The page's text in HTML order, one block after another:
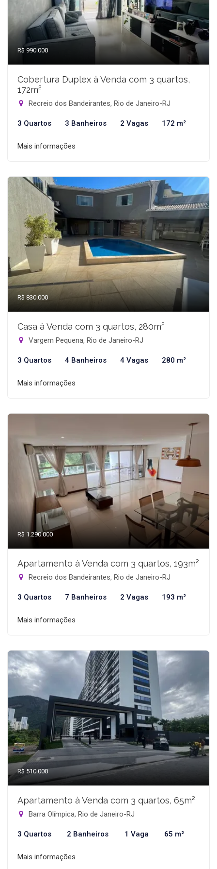
R$ 990.000
Cobertura Duplex à Venda com 3 quartos,
172m²
Recreio dos Bandeirantes, Rio de Janeiro-RJ
3 Quartos 3 Banheiros 2 Vagas 172 m²
Mais informações
R$ 830.000
Casa à Venda com 3 quartos, 280m²
Vargem Pequena, Rio de Janeiro-RJ
3 Quartos 4 Banheiros 4 Vagas 280 m²
Mais informações
R$ 1.290.000
Apartamento à Venda com 3 quartos, 193m²
Recreio dos Bandeirantes, Rio de Janeiro-RJ
3 Quartos 7 Banheiros 2 Vagas 193 m²
Mais informações
R$ 510.000
Apartamento à Venda com 3 quartos, 65m²
Barra Olímpica, Rio de Janeiro-RJ
3 Quartos 2 Banheiros 1 Vaga 65 m²
Mais informações